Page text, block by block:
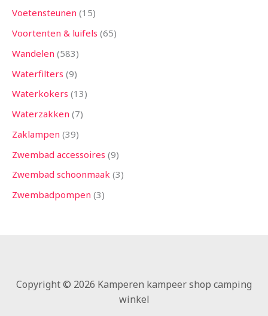
Voetensteunen 15
Voortenten & luifels 65
Wandelen 583
Waterfilters 9
Waterkokers 13
Waterzakken 7
Zaklampen 39
Zwembad accessoires 9
Zwembad schoonmaak 3
Zwembadpompen 3
Copyright © 2026 Kamperen kampeer shop camping
winkel